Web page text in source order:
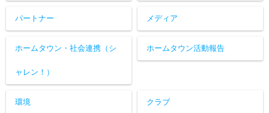
パートナー メディア
ホームタウン・社会連携（シ
ャレン！）
ホームタウン活動報告
環境 クラブ